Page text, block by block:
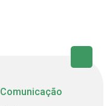
Comunicação